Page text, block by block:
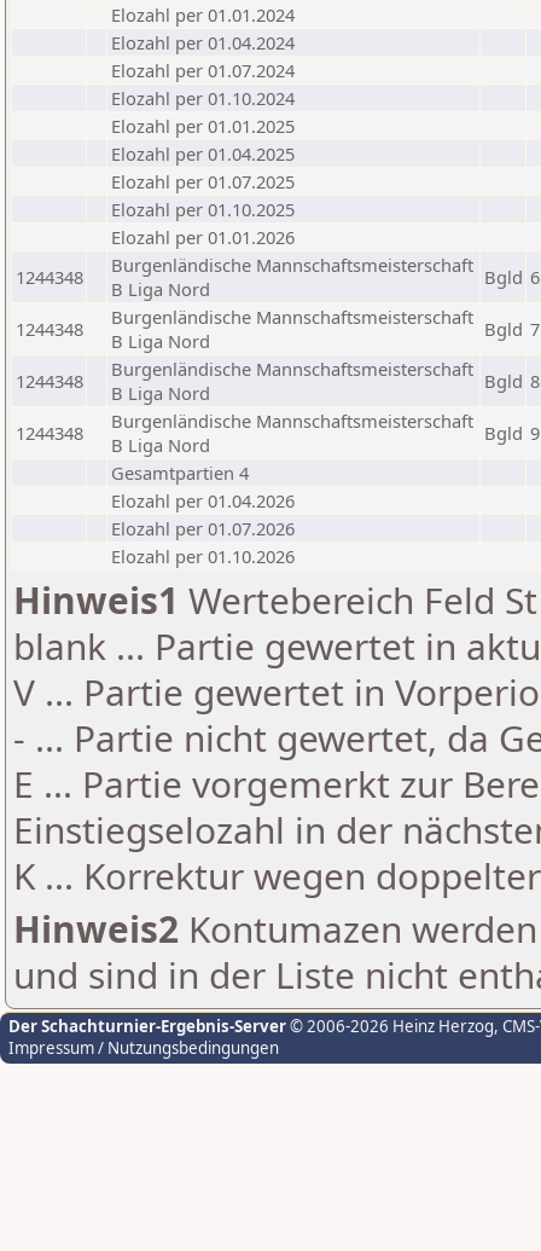
Elozahl per 01.01.2024
Elozahl per 01.04.2024
Elozahl per 01.07.2024
Elozahl per 01.10.2024
Elozahl per 01.01.2025
Elozahl per 01.04.2025
Elozahl per 01.07.2025
Elozahl per 01.10.2025
Elozahl per 01.01.2026
1244348
Burgenländische Mannschaftsmeisterschaft
B Liga Nord
Bgld 6
1244348
Burgenländische Mannschaftsmeisterschaft
B Liga Nord
Bgld 7
1244348
Burgenländische Mannschaftsmeisterschaft
B Liga Nord
Bgld 8
1244348
Burgenländische Mannschaftsmeisterschaft
B Liga Nord
Bgld 9
Gesamtpartien 4
Elozahl per 01.04.2026
Elozahl per 01.07.2026
Elozahl per 01.10.2026
Hinweis1 Wertebereich Feld
blank ... Partie gewertet in
V ... Partie gewertet in
- ... Partie nicht gewertet, da
E ... Partie vorgemerkt zur
Einstiegselozahl in der
K ... Korrektur wegen
Hinweis2 Kontumazen
und sind in der Liste nicht
Der Schachturnier-Ergebnis-Server© 2006-2026 Heinz Herzog,
Impressum / Nutzungsbedingungen